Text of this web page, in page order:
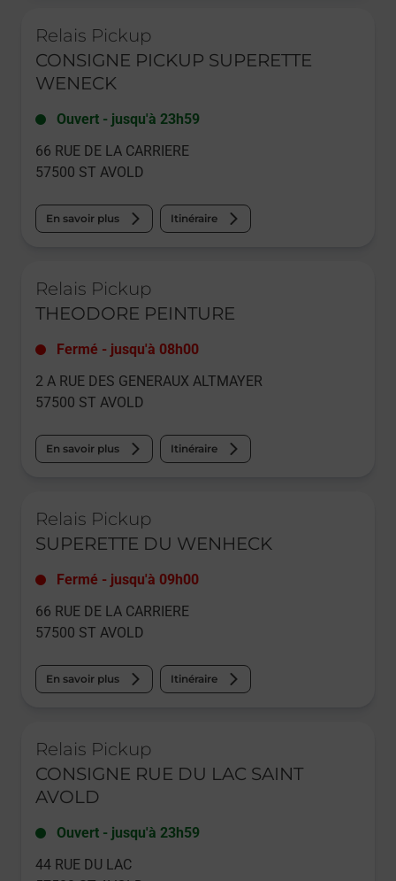
Relais Pickup
CONSIGNE PICKUP SUPERETTE
WENECK
Ouvert - jusqu'à 23h59
66 RUE DE LA CARRIERE
57500 ST AVOLD
En savoir plus Itinéraire
Relais Pickup
THEODORE PEINTURE
Fermé - jusqu'à 08h00
2 A RUE DES GENERAUX ALTMAYER
57500 ST AVOLD
En savoir plus Itinéraire
Relais Pickup
SUPERETTE DU WENHECK
Fermé - jusqu'à 09h00
66 RUE DE LA CARRIERE
57500 ST AVOLD
En savoir plus Itinéraire
Relais Pickup
CONSIGNE RUE DU LAC SAINT
AVOLD
Ouvert - jusqu'à 23h59
44 RUE DU LAC